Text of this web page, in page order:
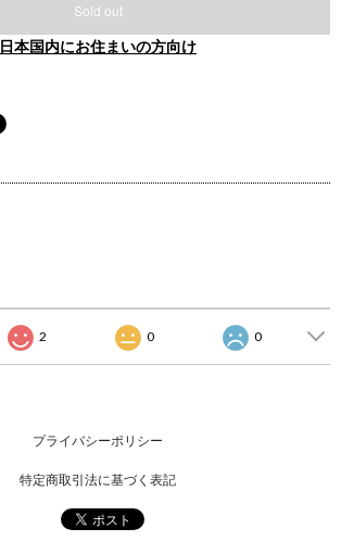
Sold out
日本国内にお住まいの方向け
2 0 0
プライバシーポリシー
特定商取引法に基づく表記